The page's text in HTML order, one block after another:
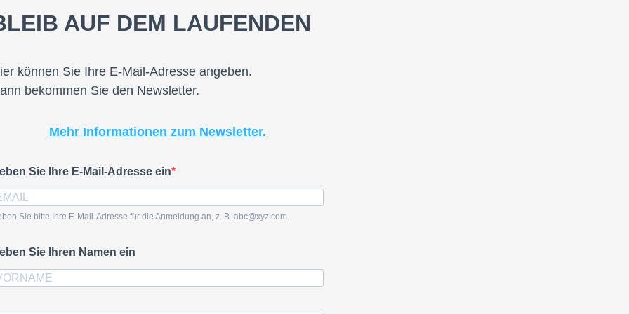
AUF DEM LAUFENDEN
können Sie Ihre E-Mail-Adresse angeben.
bekommen Sie den Newsletter.
Mehr Informationen zum Newsletter.
Sie Ihre E-Mail-Adresse ein
Sie bitte Ihre E-Mail-Adresse für die Anmeldung an, z. B. abc@xyz.com.
Sie Ihren Namen ein